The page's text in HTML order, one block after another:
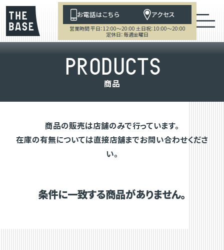
お電話はこちら アクセス
営業時間 平日：12:00～20:00 土日祝：10:00～20:00
定休日：毎週金曜日
PRODUCTS
商品
商品の販売は店舗のみで行っています。
在庫の有無については直接店舗までお問い合わせくださ
い。
条件に一致する商品がありません。